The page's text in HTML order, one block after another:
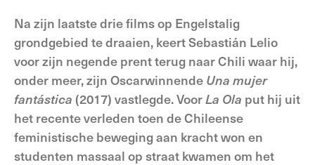
Na zijn laatste drie films op Engelstalig
grondgebied te draaien, keert Sebastián Lelio
voor zijn negende prent terug naar Chili waar hij,
onder meer, zijn Oscarwinnende Una mujer
fantástica (2017) vastlegde. VoorLa Ola put hij uit
het recente verleden toen de Chileense
feministische beweging aan kracht won en
studenten massaal op straat kwamen om het